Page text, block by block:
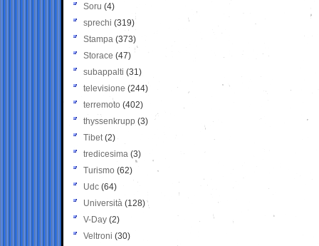
Soru (4)
sprechi (319)
Stampa (373)
Storace (47)
subappalti (31)
televisione(244)
terremoto (402)
thyssenkrupp (3)
Tibet(2)
tredicesima (3)
Turismo (62)
Udc (64)
Università (128)
V-Day (2)
Veltroni (30)